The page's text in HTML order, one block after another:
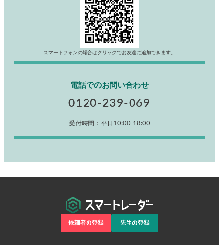
スマートフォンの場合はクリックでお友達に追加できます。
電話でのお問い合わせ
0120-239-069
受付時間：平日10:00-18:00
依頼者の登録 先生の登録